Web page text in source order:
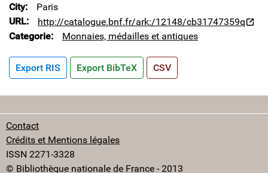
City
Paris
URL
http://catalogue.bnf.fr/ark:/12148/cb31747359q
Categorie
Monnaies, médailles et antiques
Export RIS Export BibTeX CSV
Contact
Crédits et Mentions légales
ISSN 2271-3328
© Bibliothèque nationale de France - 2013